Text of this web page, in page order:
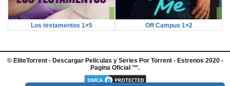
Los testamentos 1×5 Off Campus 1×2
© EliteTorrent- Descargar Peliculas y Series Por Torrent - Estrenos 2020 -
Pagina Oficial ™.